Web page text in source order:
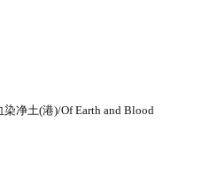
土(港)/Of Earth and Blood